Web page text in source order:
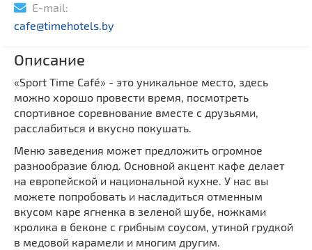
E-mail:
cafe@timehotels.by
Описание
«Sport Time Café» - это уникальное место, здесь
можно хорошо провести время, посмотреть
спортивное соревнование вместе с друзьями,
расслабиться и вкусно покушать.
Меню заведения может предложить огромное
разнообразие блюд. Основной акцент кафе делает
на европейской и национальной кухне. У нас вы
можете попробовать и насладиться отменным
вкусом каре ягненка в зеленой шубе, ножками
кролика в беконе с грибным соусом, утиной грудкой
в медовой карамели и многим другим.